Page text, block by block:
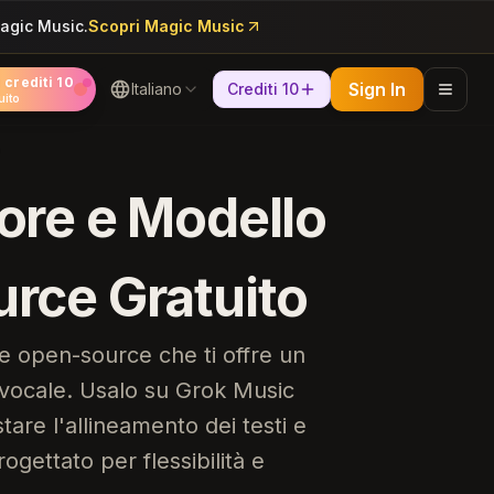
Music.Scopri Magic Music
crediti 10 Italiano Crediti 10 Sign In
e Modello
Gratuito
open-source che ti offre un
Usalo su Grok Music
l'allineamento dei testi e
per flessibilità e